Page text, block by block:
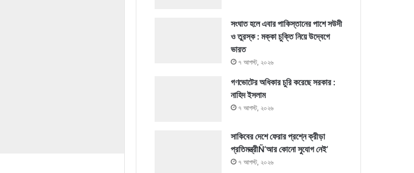
সংঘাত হলে এবার পাকিস্তানের পাশে সউদী
ও তুরস্ক : মক্কা চুক্তি নিয়ে উদ্বেগে
ভারত
৭ আগস্ট, ২০২৬
গণভোটের অধিকার চুরি করেছে সরকার :
নাহিদ ইসলাম
৭ আগস্ট, ২০২৬
সাকিবের দেশে ফেরার প্রশ্নে ক্রীড়া
প্রতিমন্ত্রীÑ‘আর কোনো সুযোগ নেই’
৭ আগস্ট, ২০২৬